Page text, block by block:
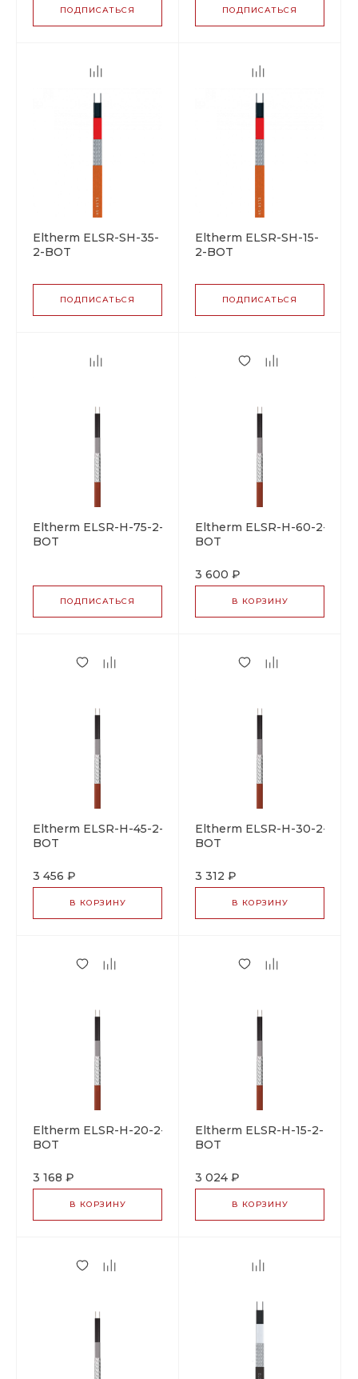
ПОДПИСАТЬСЯ ПОДПИСАТЬСЯ
Eltherm ELSR-SH-35-
2-BOT
греющий кабель
ПОДПИСАТЬСЯ
Eltherm ELSR-SH-15-
2-BOT
греющий кабель
ПОДПИСАТЬСЯ
Eltherm ELSR-H-75-2-
BOT
ПОДПИСАТЬСЯ
Eltherm ELSR-H-60-2-
BOT
греющий кабель
3 600 ₽
В КОРЗИНУ
Eltherm ELSR-H-45-2-
BOT
греющий кабель
3 456 ₽
В КОРЗИНУ
Eltherm ELSR-H-30-2-
BOT
греющий кабель
3 312 ₽
В КОРЗИНУ
Eltherm ELSR-H-20-2-
BOT
греющий кабель
3 168 ₽
В КОРЗИНУ
Eltherm ELSR-H-15-2-
BOT
греющий кабель
3 024 ₽
В КОРЗИНУ